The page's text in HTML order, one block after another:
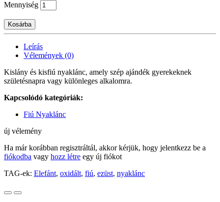
Mennyiség
Kosárba
Leírás
Vélemények (0)
Kislány és kisfiú nyaklánc, amely szép ajándék gyerekeknek
születésnapra vagy különleges alkalomra.
Kapcsolódó kategóriák:
Fiú Nyaklánc
új vélemény
Ha már korábban regisztráltál, akkor kérjük, hogy jelentkezz be a
fiókodba vagy hozz létre egy új fiókot
TAG-ek: Elefánt, oxidált, fiú, ezüst, nyaklánc